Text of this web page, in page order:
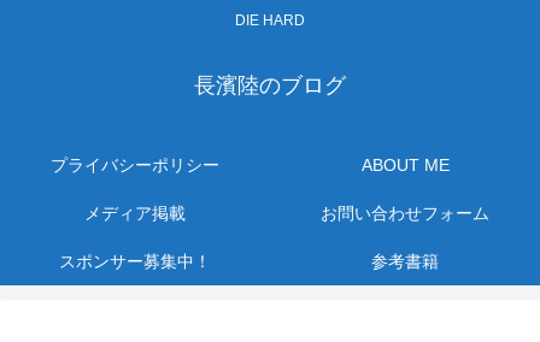
DIE HARD
長濱陸のブログ
プライバシーポリシー ABOUT ME
メディア掲載 お問い合わせフォーム
スポンサー募集中！ 参考書籍